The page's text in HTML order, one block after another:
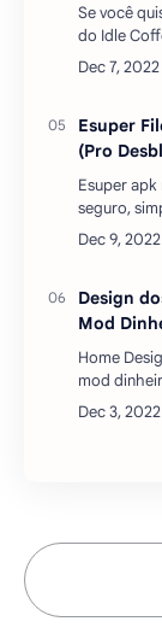
Se você
do Idle
você deve
pode
Esuper
(Pro
Esuper
seguro,
forma
Manager
Design
Mod
Home
mod
Design dos
imobiliário